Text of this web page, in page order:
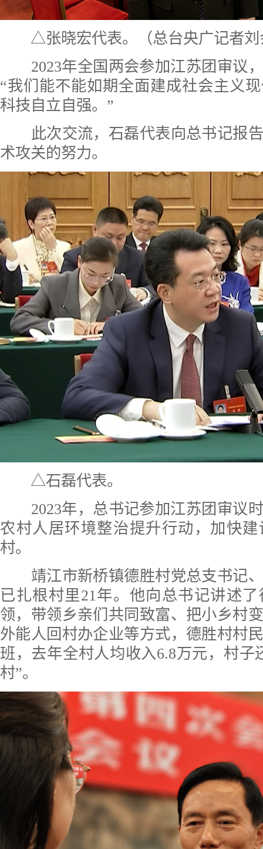
△张晓宏代表。（总台央广记者刘
2023年全国两会参加江苏团审议
“我们能不能如期全面建成社会主义
科技自立自强。”
此次交流，石磊代表向总书记报告
术攻关的努力。
△石磊代表。
2023年，总书记参加江苏团审议
农村人居环境整治提升行动，加快
村。
靖江市新桥镇德胜村党总支书记、
已扎根村里21年。他向总书记讲述
领，带领乡亲们共同致富、把小乡村
外能人回村办企业等方式，德胜村村
班，去年全村人均收入6.8万元，村子
村”。